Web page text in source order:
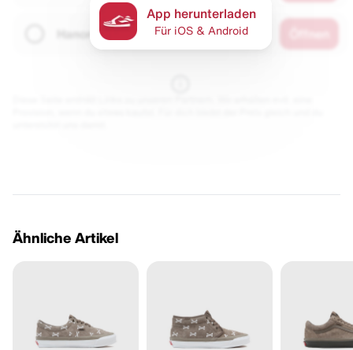
App herunterladen
Für iOS & Android
Ähnliche Artikel